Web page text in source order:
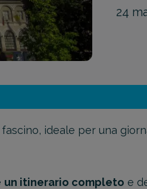
24
ideale per una
un itinerario completo e